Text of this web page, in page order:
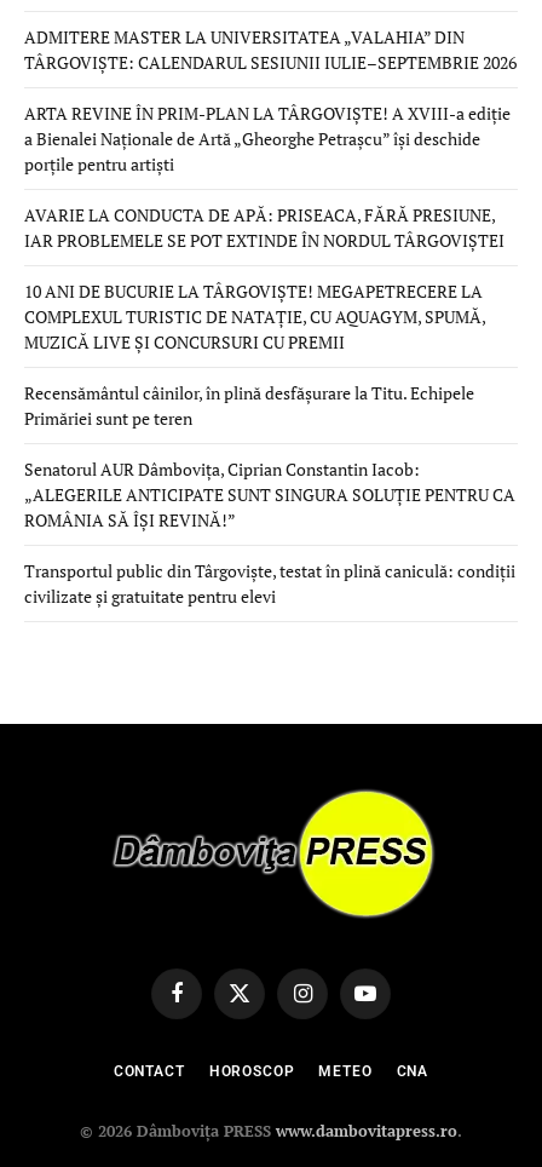
ADMITERE MASTER LA UNIVERSITATEA „VALAHIA” DIN
TÂRGOVIȘTE: CALENDARUL SESIUNII IULIE–SEPTEMBRIE 2026
ARTA REVINE ÎN PRIM-PLAN LA TÂRGOVIȘTE! A XVIII-a ediție
a Bienalei Naționale de Artă „Gheorghe Petrașcu” își deschide
porțile pentru artiști
AVARIE LA CONDUCTA DE APĂ: PRISEACA, FĂRĂ PRESIUNE,
IAR PROBLEMELE SE POT EXTINDE ÎN NORDUL TÂRGOVIȘTEI
10 ANI DE BUCURIE LA TÂRGOVIȘTE! MEGAPETRECERE LA
COMPLEXUL TURISTIC DE NATAȚIE, CU AQUAGYM, SPUMĂ,
MUZICĂ LIVE ȘI CONCURSURI CU PREMII
Recensământul câinilor, în plină desfășurare la Titu. Echipele
Primăriei sunt pe teren
Senatorul AUR Dâmbovița, Ciprian Constantin Iacob:
„ALEGERILE ANTICIPATE SUNT SINGURA SOLUȚIE PENTRU CA
ROMÂNIA SĂ ÎȘI REVINĂ!”
Transportul public din Târgoviște, testat în plină caniculă: condiții
civilizate și gratuitate pentru elevi
FacebookX
(Twitter)
InstagramYouTube
CONTACT HOROSCOP METEO CNA
© 2026 Dâmbovița PRESSwww.dambovitapress.ro.